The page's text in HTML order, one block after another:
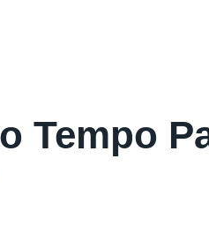
Tempo